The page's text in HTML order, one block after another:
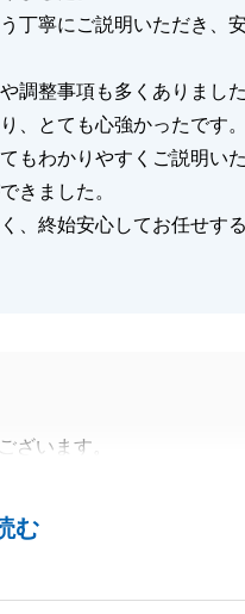
丁寧にご説明いただき、
調整事項も多くありまし
、とても心強かったです。
もわかりやすくご説明い
きました。
、終始安心してお任せす
む
ざいます。
できたとのお言葉を頂戴